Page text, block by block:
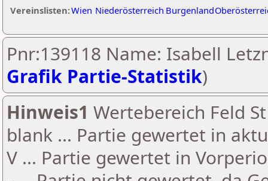
Vereinslisten:Wien Niederösterreich Burgenland
Pnr:139118 Name: Isabell
Grafik Partie-Statistik)
Hinweis1 Wertebereich Feld
blank ... Partie gewertet in
V ... Partie gewertet in